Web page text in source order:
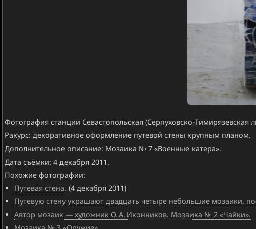
Фотография станции Севастопольская (Серпуховско-Тимирязевская
Ракурс: декоративное оформление путевой стены крупным планом.
Дополнительное описание: Мозаика № 7 «Военные катера».
Дата съёмки: 4 декабря 2011.
Похожие фотографии:
Путевая стена. (4 декабря 2011)
Путевую стену украшают двадцать четыре небольшие
Автор мозаик — художник О. А. Иконников. Мозаика № 2 «Чайки».